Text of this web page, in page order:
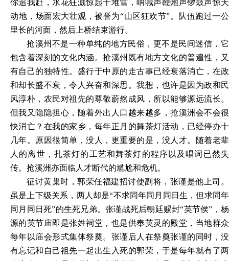
你追我赶，水花狂溅惊起千堆雪，呐喊声鞭炮声锣鼓声惊天
动地，场面宏大壮观，被誉为“山区狂欢节”。队伍跑过一公
里长的河面，然后上桥结束游行。
抢溪州不是一种单纯的地方民俗，更不是民间迷信，它
包含着深刻的文化内涵。抢溪州既有地方文化的普遍性，又
有自己的独特性。盛行于中原的走古事已经衰落消亡，在政
和却长盛不衰，令人兴奋和深思。我想，也许是因为政和民
风淳朴，农民对祖先的尊敬蔚然成风，所以能够源远流长。
但我又隐隐担心，随着外出人口越来越多，抢溪洲会不会很
快消亡？在我的家乡，每年正月的舞茶灯活动，已经停办十
几年。原因很简单，没人，更重要的是，没人才。随着老辈
人的离世，扎茶灯的工艺和舞茶灯的程序以及唱词已然失
传。抢溪洲亦面临人才断代的尴尬和危机。
征讨黄巢时，郭荣任福建招讨使副将，张谨是他上司。
虽是上下级关系，两人却是“不求同年同月同日生，但求同年
同月同日死”的生死兄弟。张谨战死后朝廷赐封“英节侯”，杨
源的英节庙即是张姓祠堂，也是供奉英灵的殿堂，当地群众
每年以庙会形式集体祭奠。张谨后人在祭奠张谨的同时，没
有忘记和自己祖先一起出生入死的郭荣，于是每年就有了两